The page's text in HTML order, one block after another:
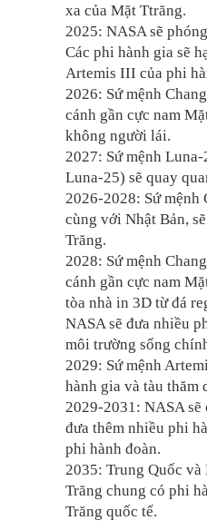
xa của Mặt Ttrăng.
2025: NASA sẽ
Các phi hành gia sẽ
Artemis III của phi
2026: Sứ mệnh
cánh gần cực nam
không người lái.
2027: Sứ mệnh
Luna-25) sẽ quay
2026-2028: Sứ
cùng với Nhật Bản,
Trăng.
2028: Sứ mệnh
cánh gần cực nam
tòa nhà in 3D từ đá
NASA sẽ đưa nhiều
môi trường sống
2029: Sứ mệnh
hành gia và tàu thăm
2029-2031: NASA sẽ
đưa thêm nhiều phi
phi hành đoàn.
2035: Trung Quốc và
Trăng chung có phi
Trăng quốc tế.